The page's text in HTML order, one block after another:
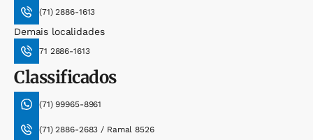
(71) 2886-1613
Demais localidades
71 2886-1613
Classificados
(71) 99965-8961
(71) 2886-2683 / Ramal 8526